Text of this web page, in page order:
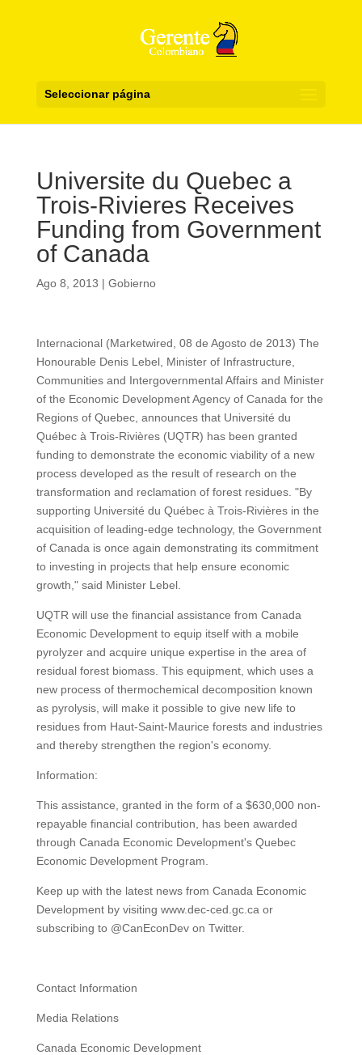
Seleccionar página
Universite du Quebec a
Trois-Rivieres Receives
Funding from Government
of Canada
Ago 8, 2013 | Gobierno
Internacional (Marketwired, 08 de Agosto de 2013) The
Honourable Denis Lebel, Minister of Infrastructure,
Communities and Intergovernmental Affairs and Minister
of the Economic Development Agency of Canada for the
Regions of Quebec, announces that Université du
Québec à Trois-Rivières (UQTR) has been granted
funding to demonstrate the economic viability of a new
process developed as the result of research on the
transformation and reclamation of forest residues. "By
supporting Université du Québec à Trois-Rivières in the
acquisition of leading-edge technology, the Government
of Canada is once again demonstrating its commitment
to investing in projects that help ensure economic
growth," said Minister Lebel.
UQTR will use the financial assistance from Canada
Economic Development to equip itself with a mobile
pyrolyzer and acquire unique expertise in the area of
residual forest biomass. This equipment, which uses a
new process of thermochemical decomposition known
as pyrolysis, will make it possible to give new life to
residues from Haut-Saint-Maurice forests and industries
and thereby strengthen the region's economy.
Information:
This assistance, granted in the form of a $630,000 non-
repayable financial contribution, has been awarded
through Canada Economic Development's Quebec
Economic Development Program.
Keep up with the latest news from Canada Economic
Development by visiting www.dec-ced.gc.ca or
subscribing to @CanEconDev on Twitter.
Contact Information
Media Relations
Canada Economic Development